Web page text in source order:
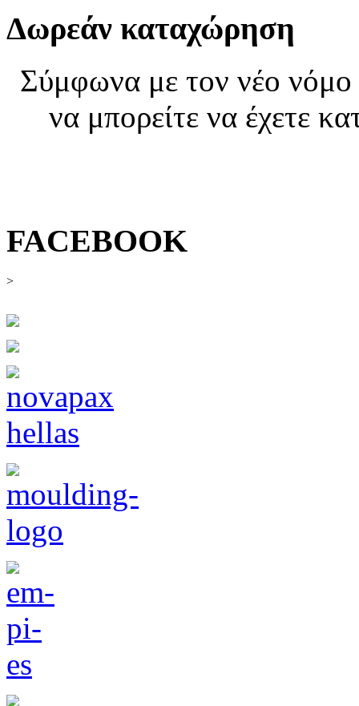
Δωρεάν καταχώρηση
Σύμφωνα με τον νέο νόμο
να μπορείτε να έχετε
FACEBOOK
>